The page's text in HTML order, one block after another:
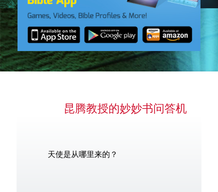
昆腾教授的妙妙书问答机
天使是从哪里来的？